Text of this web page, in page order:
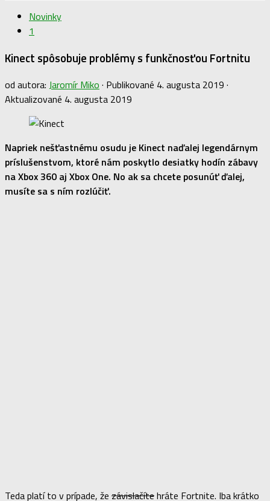
Novinky
1
Kinect spôsobuje problémy s funkčnosťou Fortnitu
od autora: Jaromír Miko · Publikované 4. augusta 2019 ·
Aktualizované 4. augusta 2019
Napriek nešťastnému osudu je Kinect naďalej legendárnym
príslušenstvom, ktoré nám poskytlo desiatky hodín zábavy
na Xbox 360 aj Xbox One. No ak sa chcete posunúť ďalej,
musíte sa s ním rozlúčiť.
Teda platí to v prípade, že závislačítehráte Fortnite. Iba krátko